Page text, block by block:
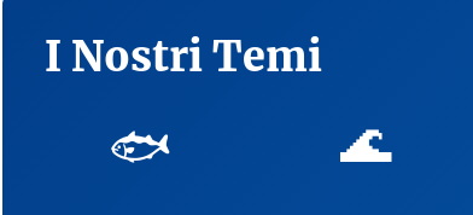
I Nostri Temi
🐟 🌊